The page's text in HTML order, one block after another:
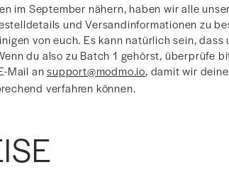
im September nähern, haben wir alle
und Versandinformationen zu
von euch. Es kann natürlich sein, dass
du also zu Batch 1 gehörst, überprüfe
Mail ansupport@modmo.io, damit wir
verfahren können.